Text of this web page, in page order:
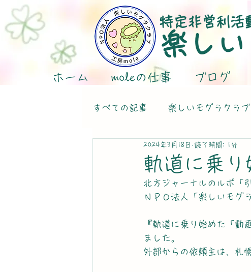
特定非営利活
楽し
ホーム moleの仕事 ブログ
すべての記事 楽しいモグラクラ
軌道に乗り
2024年3月18日 読了時間: 1分
北方ジャーナルのルポ「
ＮＰＯ法人「楽しいモグ
『軌道に乗り始めた「動
ました。
外部からの依頼主は、札